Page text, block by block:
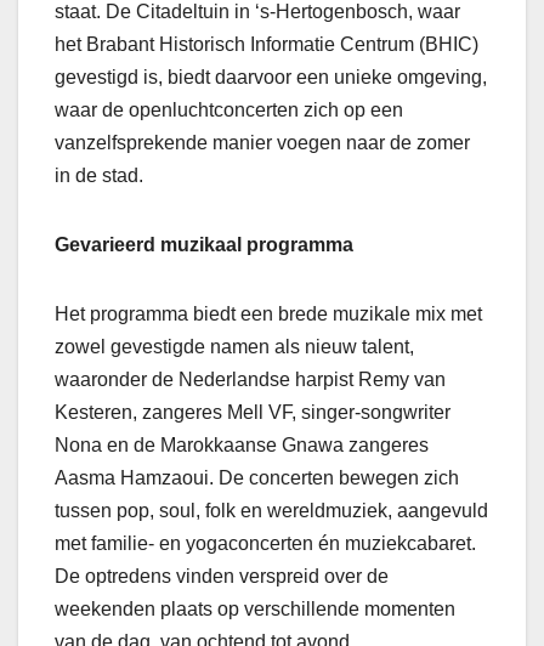
staat. De Citadeltuin in ‘s-Hertogenbosch, waar
het Brabant Historisch Informatie Centrum (BHIC)
gevestigd is, biedt daarvoor een unieke omgeving,
waar de openluchtconcerten zich op een
vanzelfsprekende manier voegen naar de zomer
in de stad.
Gevarieerd muzikaal programma
Het programma biedt een brede muzikale mix met
zowel gevestigde namen als nieuw talent,
waaronder de Nederlandse harpist Remy van
Kesteren, zangeres Mell VF, singer-songwriter
Nona en de Marokkaanse Gnawa zangeres
Aasma Hamzaoui. De concerten bewegen zich
tussen pop, soul, folk en wereldmuziek, aangevuld
met familie- en yogaconcerten én muziekcabaret.
De optredens vinden verspreid over de
weekenden plaats op verschillende momenten